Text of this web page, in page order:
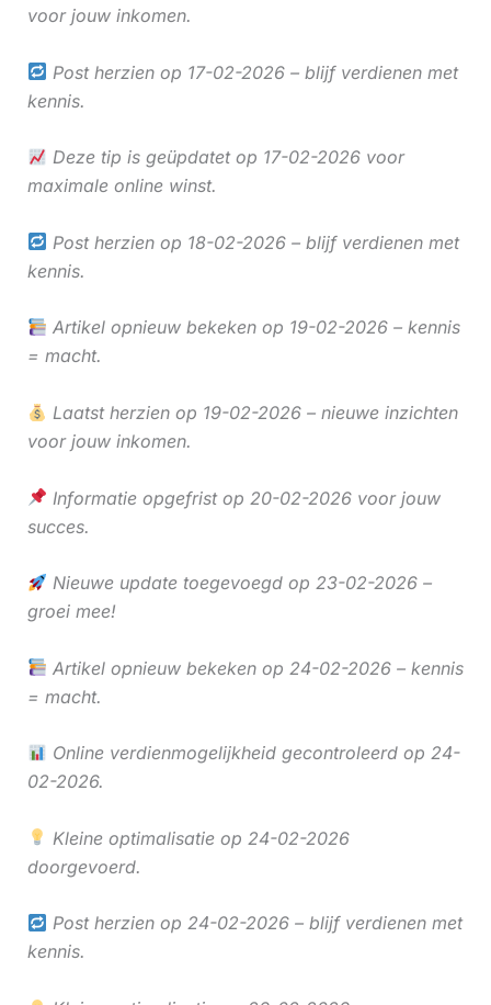
voor jouw inkomen.
Post herzien op 17-02-2026 – blijf verdienen met
kennis.
Deze tip is geüpdatet op 17-02-2026 voor
maximale online winst.
Post herzien op 18-02-2026 – blijf verdienen met
kennis.
Artikel opnieuw bekeken op 19-02-2026 – kennis
= macht.
Laatst herzien op 19-02-2026 – nieuwe inzichten
voor jouw inkomen.
Informatie opgefrist op 20-02-2026 voor jouw
succes.
Nieuwe update toegevoegd op 23-02-2026 –
groei mee!
Artikel opnieuw bekeken op 24-02-2026 – kennis
= macht.
Online verdienmogelijkheid gecontroleerd op 24-
02-2026.
Kleine optimalisatie op 24-02-2026
doorgevoerd.
Post herzien op 24-02-2026 – blijf verdienen met
kennis.